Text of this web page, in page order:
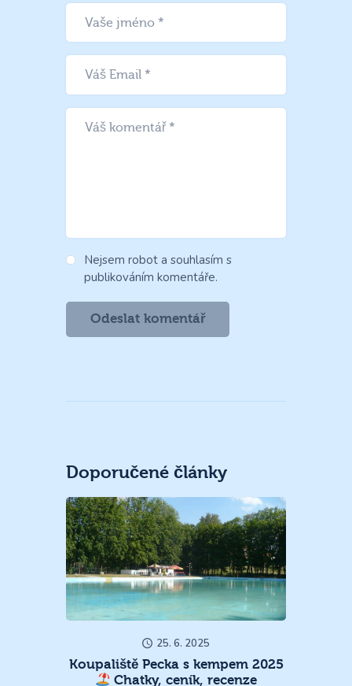
Nejsem robot a souhlasím s
publikováním komentáře.
Doporučené články
25. 6. 2025
Koupaliště Pecka s kempem 2025
Chatky, ceník, recenze